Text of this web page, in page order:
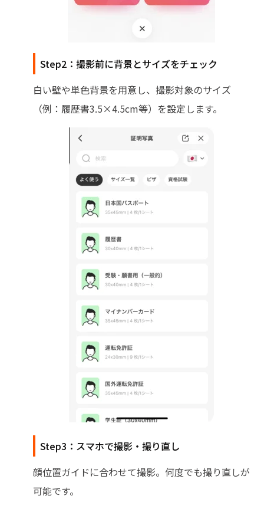
Step2：撮影前に背景とサイズをチェック
白い壁や単色背景を用意し、撮影対象のサイズ
（例：履歴書3.5×4.5cm等）を設定します。
Step3：スマホで撮影・撮り直し
顔位置ガイドに合わせて撮影。何度でも撮り直しが
可能です。